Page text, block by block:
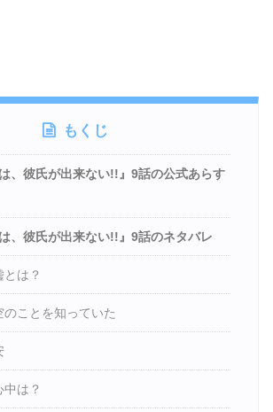
もくじ
、彼氏が出来ない!!』9話の公式あらす
、彼氏が出来ない!!』9話のネタバレ
は？
のことを知っていた
は？